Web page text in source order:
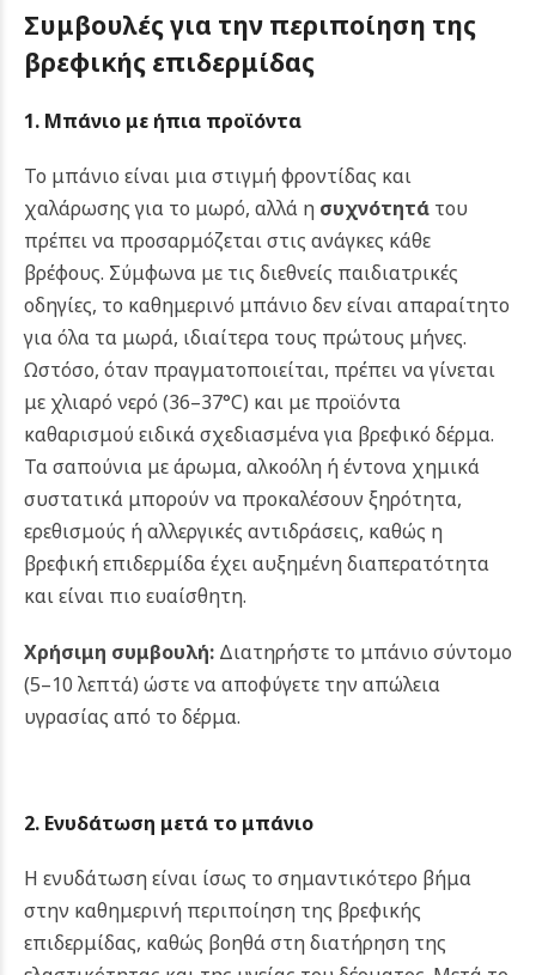
Συμβουλές για την περιποίηση της
βρεφικής επιδερμίδας
1. Μπάνιο με ήπια προϊόντα
Το μπάνιο είναι μια στιγμή φροντίδας και
χαλάρωσης για το μωρό, αλλά η συχνότητά του
πρέπει να προσαρμόζεται στις ανάγκες κάθε
βρέφους. Σύμφωνα με τις διεθνείς παιδιατρικές
οδηγίες, το καθημερινό μπάνιο δεν είναι απαραίτητο
για όλα τα μωρά, ιδιαίτερα τους πρώτους μήνες.
Ωστόσο, όταν πραγματοποιείται, πρέπει να γίνεται
με χλιαρό νερό (36–37°C) και με προϊόντα
καθαρισμού ειδικά σχεδιασμένα για βρεφικό δέρμα.
Τα σαπούνια με άρωμα, αλκοόλη ή έντονα χημικά
συστατικά μπορούν να προκαλέσουν ξηρότητα,
ερεθισμούς ή αλλεργικές αντιδράσεις, καθώς η
βρεφική επιδερμίδα έχει αυξημένη διαπερατότητα
και είναι πιο ευαίσθητη.
Χρήσιμη συμβουλή: Διατηρήστε το μπάνιο σύντομο
(5–10 λεπτά) ώστε να αποφύγετε την απώλεια
υγρασίας από το δέρμα.
2. Ενυδάτωση μετά το μπάνιο
Η ενυδάτωση είναι ίσως το σημαντικότερο βήμα
στην καθημερινή περιποίηση της βρεφικής
επιδερμίδας, καθώς βοηθά στη διατήρηση της